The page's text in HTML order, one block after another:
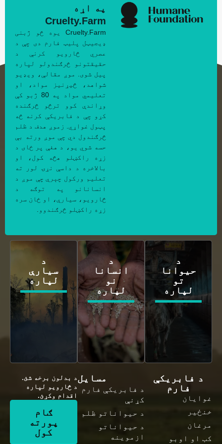
په اړه
Cruelty.Farm
Cruelty.Farm یوه څو ژبنی
ډیجیټل پلیټ فارم دی چې د
عصري څارویو کرنې د
حقیقتونو څرګندولو لپاره
پیل شوی. موږ مقالې، ویډیو
شواهد، څیړنیز مواد، او
تعلیمي مواد په 80 ژبو کې
وړاندې کوو ترڅو څرګنده
کړو چې د فابریکې کرنه څه
پټول غواړي. زموږ هدف د ظلم
څرګندول دي چې موږ ورته بې
حسه شوي یو، د هغې پر ځای د
زړه راکښلو هڅه کول، او
بالاخره د داسې نړۍ لور ته
تعلیم ورکول چېرې چې موږ د
انسانانو په توګه د
څارویو، سیارې، او ځان سره
زړه راکښلو څرګندوو.
د
حیوانا
تو
لپاره
د
انسانا
نو
لپاره
د
سیارې
لپاره
د فابریکې
فارم
غوایان
خنځیر
مرغان
کب او اوبو
مسایل
د فابریکې فارم
کړنې
د حیواناتو ظلم
د حیواناتو
ازموینه
د بدلون برخه شئ.
د څارویو لپاره
اقدام وکړئ.
ګام
پورته
کول